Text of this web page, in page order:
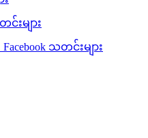
းများ
Facebook သတင်းများ